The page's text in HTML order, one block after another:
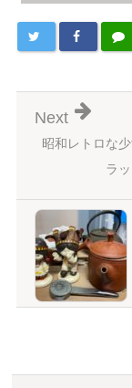
昭和レトロな
ラ
Next